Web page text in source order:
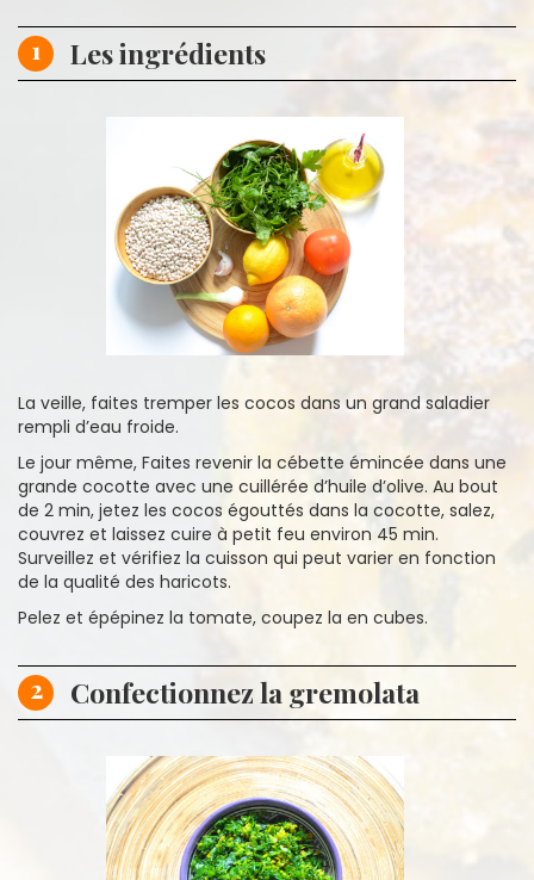
1 Les ingrédients
La veille, faites tremper les cocos dans un grand saladier
rempli d’eau froide.
Le jour même, Faites revenir la cébette émincée dans une
grande cocotte avec une cuillérée d’huile d’olive. Au bout
de 2 min, jetez les cocos égouttés dans la cocotte, salez,
couvrez et laissez cuire à petit feu environ 45 min.
Surveillez et vérifiez la cuisson qui peut varier en fonction
de la qualité des haricots.
Pelez et épépinez la tomate, coupez la en cubes.
2 Confectionnez la gremolata